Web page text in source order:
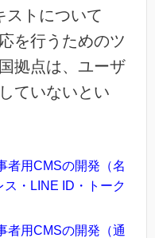
ストについて
を行うためのツ
拠点は、ユーザ
ていないとい
者用CMSの開発（名
・LINE ID・トーク
者用CMSの開発（通